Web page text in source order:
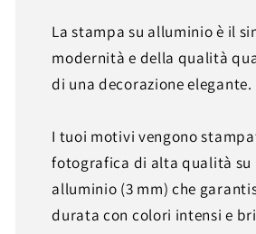
La stampa su alluminio è il
modernità e della qualità
di una decorazione elegante.
I tuoi motivi vengono
fotografica di alta qualità su
alluminio (3 mm) che
durata con colori intensi e